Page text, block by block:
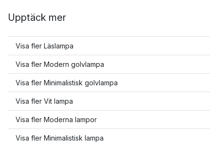
Upptäck mer
Visa fler Läslampa
Visa fler Modern golvlampa
Visa fler Minimalistisk golvlampa
Visa fler Vit lampa
Visa fler Moderna lampor
Visa fler Minimalistisk lampa